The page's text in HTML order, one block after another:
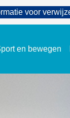
voor
en bewegen